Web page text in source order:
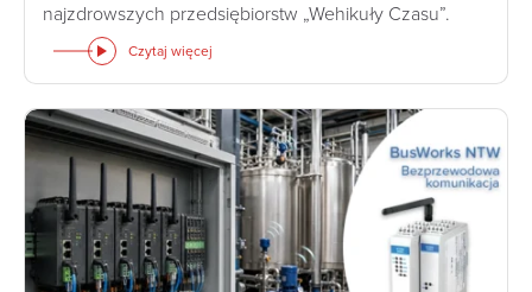
najzdrowszych przedsiębiorstw „Wehikuły Czasu”.
Czytaj więcej